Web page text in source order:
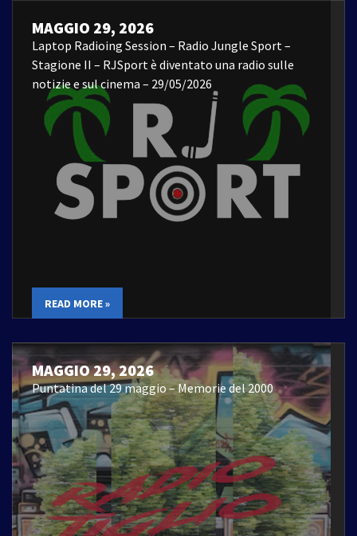
MAGGIO 29, 2026
Laptop Radioing Session – Radio Jungle Sport –
Stagione II – RJSport è diventato una radio sulle
notizie e sul cinema – 29/05/2026
READ MORE »
MAGGIO 29, 2026
Puntatina del 29 maggio – Memorie del 2000